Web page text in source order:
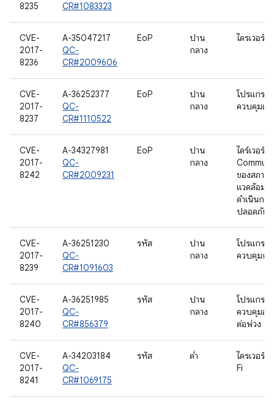
8235
CR#1083323
CVE-
2017-
8236
A-35047217
QC-
CR#2009606
EoP
ปาน
กลาง
ไดรเวอร์
CVE-
2017-
8237
A-36252377
QC-
CR#1110522
EoP
ปาน
กลาง
โปรแกรม
ควบคุมเค
CVE-
2017-
8242
A-34327981
QC-
CR#2009231
EoP
ปาน
กลาง
ไดร์เวอร์
ของสภาพ
แวดล้อมก
ดำเนินกา
ปลอดภัย
CVE-
2017-
8239
A-36251230
QC-
CR#1091603
รหัส
ปาน
กลาง
โปรแกรม
ควบคุมกล้
CVE-
2017-
8240
A-36251985
QC-
CR#856379
รหัส
ปาน
กลาง
โปรแกรม
ควบคุมอุ
ต่อพ่วง
CVE-
2017-
8241
A-34203184
QC-
CR#1069175
รหัส ต่ำ
ไดรเวอร์
Fi